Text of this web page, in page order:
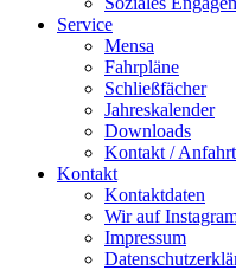
Service
Mensa
Fahrpläne
Schließfächer
Jahreskalender
Downloads
Kontakt / Anfahrt
Kontakt
Kontaktdaten
Wir auf
Impressum